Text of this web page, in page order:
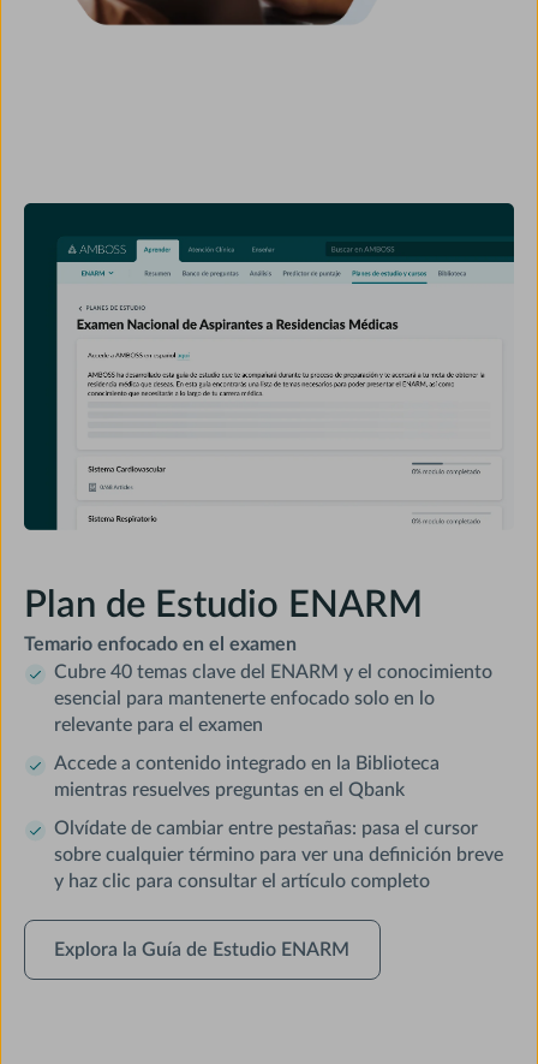
Plan de Estudio ENARM
Temario enfocado en el examen
Cubre 40 temas clave del ENARM y el conocimiento
esencial para mantenerte enfocado solo en lo
relevante para el examen
Accede a contenido integrado en la Biblioteca
mientras resuelves preguntas en el Qbank
Olvídate de cambiar entre pestañas: pasa el cursor
sobre cualquier término para ver una definición breve
y haz clic para consultar el artículo completo
la
Explora la Guía de Estudio ENARM